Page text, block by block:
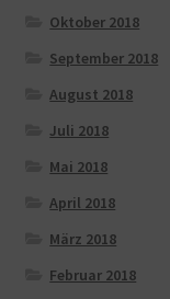
Oktober 2018
September 2018
August 2018
Juli 2018
Mai 2018
April 2018
März 2018
Februar 2018